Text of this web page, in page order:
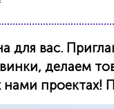
вас.
делаем
проектах!